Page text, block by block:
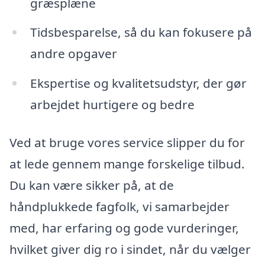
Tidsbesparelse, så du kan fokusere på
andre opgaver
Ekspertise og kvalitetsudstyr, der gør
arbejdet hurtigere og bedre
Ved at bruge vores service slipper du for
at lede gennem mange forskelige tilbud.
Du kan være sikker på, at de
håndplukkede fagfolk, vi samarbejder
med, har erfaring og gode vurderinger,
hvilket giver dig ro i sindet, når du vælger